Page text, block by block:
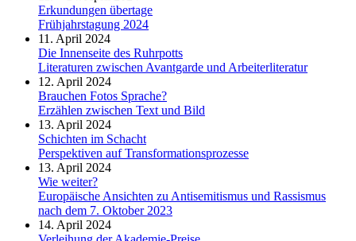
Erkundungen übertage
Frühjahrstagung 2024
11. April 2024
Die Innenseite des Ruhrpotts
Literaturen zwischen Avantgarde und Arbeiterliteratur
12. April 2024
Brauchen Fotos Sprache?
Erzählen zwischen Text und Bild
13. April 2024
Schichten im Schacht
Perspektiven auf Transformationsprozesse
13. April 2024
Wie weiter?
Europäische Ansichten zu Antisemitismus und Rassismus
nach dem 7. Oktober 2023
14. April 2024